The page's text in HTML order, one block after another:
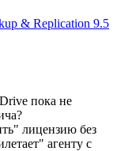
& Replication 9.5
пока не
лицензию без
агенту с